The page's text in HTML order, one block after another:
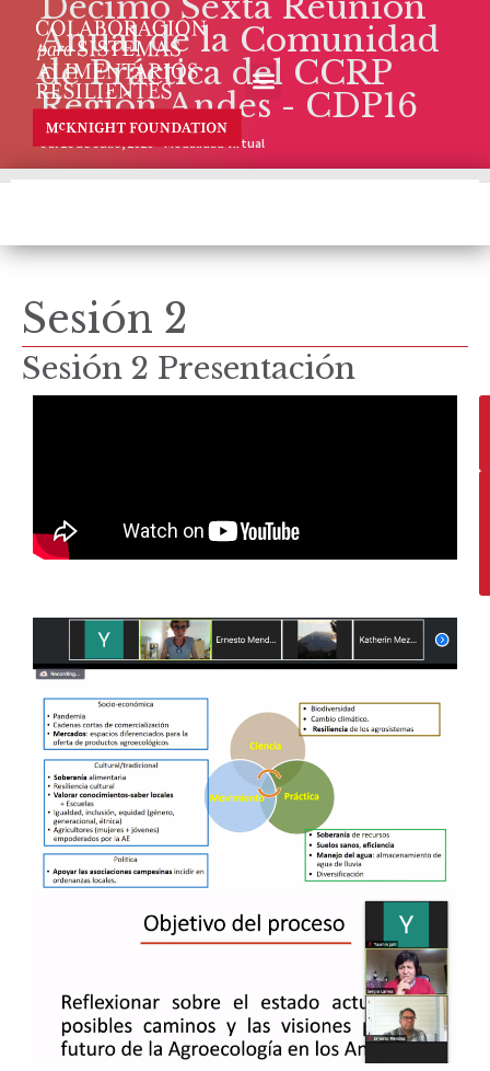
Anual de la Comunidad
de Práctica del CCRP
Región Andes - CDP16
6 al 16 de Julio, 2020 – Modalidad Virtual
Sesión 2
Sesión 2 Presentación